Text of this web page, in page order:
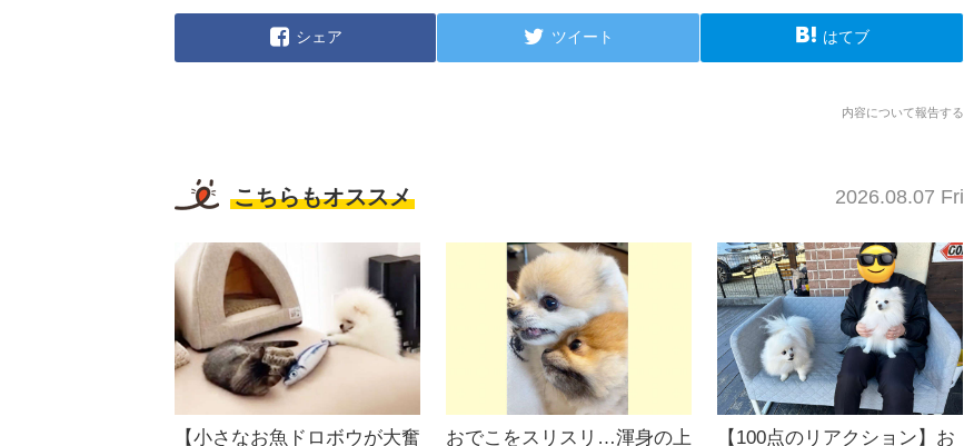
シェア ツイート はてブ
内容について報告する
こちらもオススメ 2026.08.07 Fri
【小さなお魚ドロボウが大奮
おでこをスリスリ…渾身の上
【100点のリアクション】お